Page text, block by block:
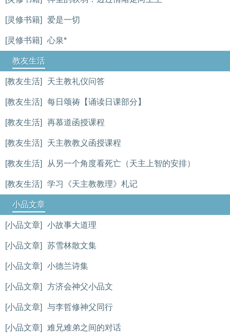
[灵修书籍] 爱是一切
[灵修书籍] 心泉*
教友生活
[教友生活] 天主教礼仪问答
[教友生活] 每日颂祷【诵读日课部分】
[教友生活] 再慕道函授课程
[教友生活] 天主教教义函授课程
[教友生活] 从另一个角度看死亡（天主上智的安排）
[教友生活] 学习《天主教教理》札记
小品文章
[小品文章] 小故事大道理
[小品文章] 苏雪林散文集
[小品文章] 小德兰诗集
[小品文章] 方济会神父小品文
[小品文章] 与李哲修神父同行
[小品文章] 难兄难弟之间的对话